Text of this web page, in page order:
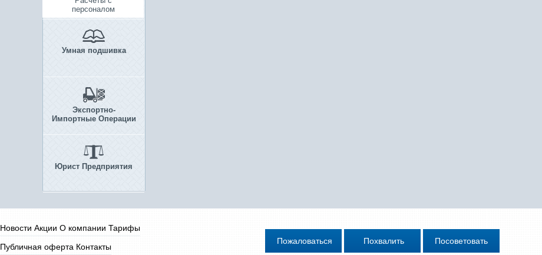
персоналом
Умная подшивка
Экспортно-
Импортные Операции
Юрист Предприятия
Новости Акции О компании Тарифы
Публичная оферта Контакты